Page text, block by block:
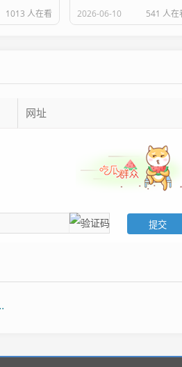
1013 人在看 2026-06-10 541 人在